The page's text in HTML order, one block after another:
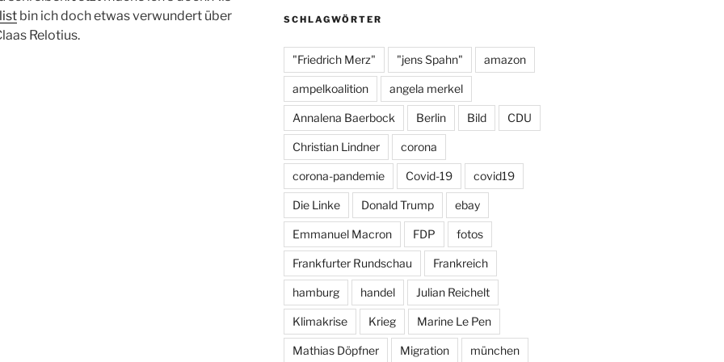
bin ich doch etwas verwundert über
Relotius.
o
o
k
m y
SCHLAGWÖRTER
"Friedrich Merz" "jens Spahn" amazon
ampelkoalition angela merkel
Annalena Baerbock Berlin Bild CDU
Christian Lindner corona
corona-pandemie Covid-19 covid19
Die Linke Donald Trump ebay
Emmanuel Macron FDP fotos
Frankfurter Rundschau Frankreich
hamburg handel Julian Reichelt
Klimakrise Krieg Marine Le Pen
Mathias Döpfner Migration münchen